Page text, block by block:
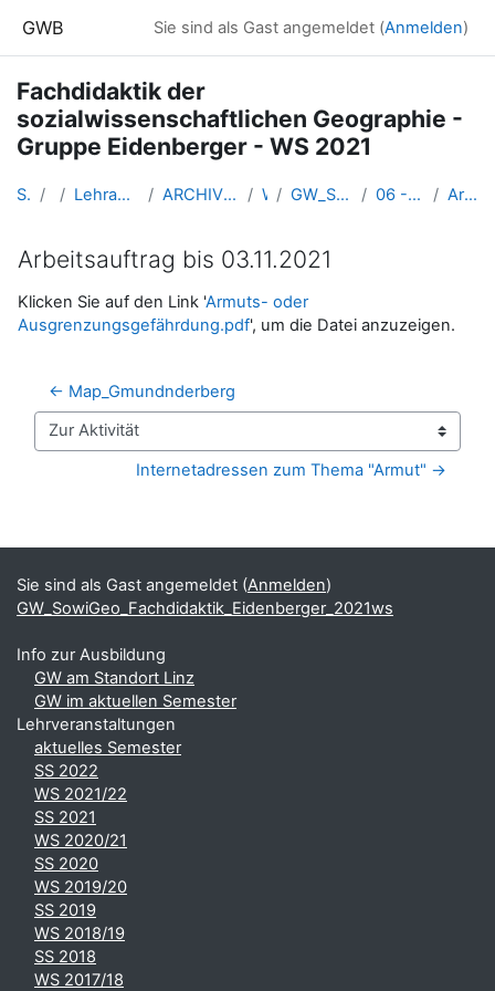
GWB Sie sind als Gast angemeldet (Anmelden)
Fachdidaktik der
sozialwissenschaftlichen Geographie -
Gruppe Eidenberger - WS 2021
Startseite Kurse Lehramtsausbildung GW im Cluster Österreich Mitte ARCHIV - Lehrveranstaltungen am Standort Linz - seit 2016 WS 2021/22 GW_SowiGeo_Fachdidaktik_Eidenberger_2021ws 06 - 03. 11.2021, PH-OÖ, SR 13, 14:00 Uhr Arbeitsauftrag bis 03.11.2021
Arbeitsauftrag bis 03.11.2021
Abschlussbedingungen
Klicken Sie auf den Link 'Armuts- oder
Ausgrenzungsgefährdung.pdf', um die Datei anzuzeigen.
← Map_Gmundnderberg
Zur Aktivität
Internetadressen zum Thema "Armut" →
Ergänzungsblöcke
Sie sind als Gast angemeldet (Anmelden)
GW_SowiGeo_Fachdidaktik_Eidenberger_2021ws
Info zur Ausbildung
GW am Standort Linz
GW im aktuellen Semester
Lehrveranstaltungen
aktuelles Semester
SS 2022
WS 2021/22
SS 2021
WS 2020/21
SS 2020
WS 2019/20
SS 2019
WS 2018/19
SS 2018
WS 2017/18